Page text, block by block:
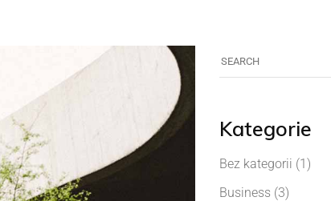
Kategorie
Bez kategorii (1)
Business(3)